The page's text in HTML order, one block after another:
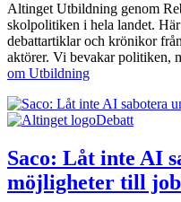
Altinget Utbildning genom
skolpolitiken i hela landet.
debattartiklar och krönikor
aktörer. Vi bevakar politiken,
om Utbildning
Debatt
Saco: Låt inte AI
möjligheter till